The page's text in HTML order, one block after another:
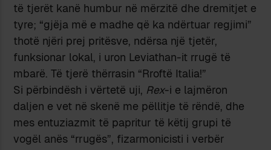
të tjerët kanë humbur në mërzitë dhe dremitjet e
tyre; “gjëja më e madhe që ka ndërtuar regjimi”
thotë njëri prej pritësve, ndërsa një tjetër,
funksionar lokal, i uron Leviathan-it rrugë të
mbarë. Të tjerë thërrasin “Rroftë Italia!”
Si përbindësh i vërtetë uji, Rex-i e lajmëron
daljen e vet në skenë me pëllitje të rëndë, dhe
mes entuziazmit të papritur të këtij grupi të
vogël anës “rrugës”, fizarmonicisti i verbër